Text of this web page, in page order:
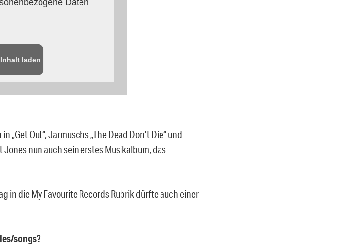
Daten
Inhalt laden
„Get Out“, Jarmuschs „The Dead Don’t Die“ und
nun auch sein erstes Musikalbum, das
in die My Favourite Records Rubrik dürfte auch einer
songs?